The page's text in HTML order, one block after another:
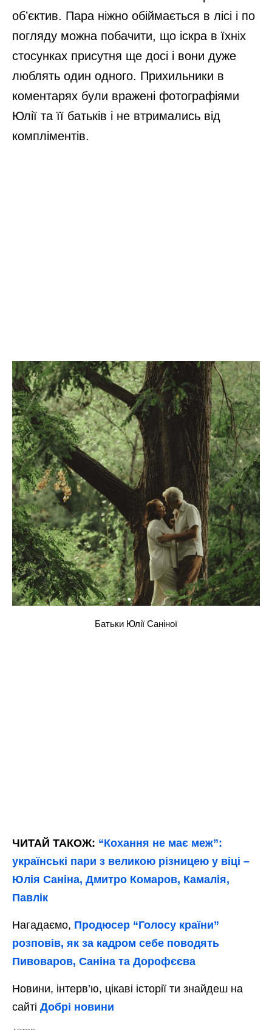
обʼєктив. Пара ніжно обіймається в лісі і по
погляду можна побачити, що іскра в їхніх
стосунках присутня ще досі і вони дуже
люблять один одного. Прихильники в
коментарях були вражені фотографіями
Юлії та її батьків і не втримались від
компліментів.
Батьки Юлії Саніної
ЧИТАЙ ТАКОЖ: “Кохання не має меж”:
українські пари з великою різницею у віці –
Юлія Саніна, Дмитро Комаров, Камалія,
Павлік
Нагадаємо, Продюсер “Голосу країни”
розповів, як за кадром себе поводять
Пивоваров, Саніна та Дорофєєва
Новини, інтерв’ю, цікаві історії ти знайдеш на
сайті Добрі новини